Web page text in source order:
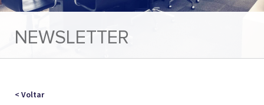
NEWSLETTER
< Voltar